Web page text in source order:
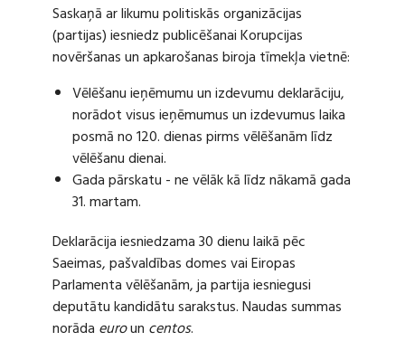
Saskaņā ar likumu politiskās organizācijas
(partijas) iesniedz publicēšanai Korupcijas
novēršanas un apkarošanas biroja tīmekļa vietnē:
Vēlēšanu ieņēmumu un izdevumu deklarāciju,
norādot visus ieņēmumus un izdevumus laika
posmā no 120. dienas pirms vēlēšanām līdz
vēlēšanu dienai.
Gada pārskatu - ne vēlāk kā līdz nākamā gada
31. martam.
Deklarācija iesniedzama 30 dienu laikā pēc
Saeimas, pašvaldības domes vai Eiropas
Parlamenta vēlēšanām, ja partija iesniegusi
deputātu kandidātu sarakstus. Naudas summas
norāda euroun centos.